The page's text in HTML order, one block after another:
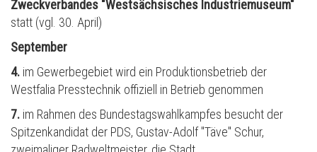
Zweckverbandes "Westsächsisches Industriemuseum"
statt (vgl. 30. April)
September
4. im Gewerbegebiet wird ein Produktionsbetrieb der
Westfalia Presstechnik offiziell in Betrieb genommen
7. im Rahmen des Bundestagswahlkampfes besucht der
Spitzenkandidat der PDS, Gustav-Adolf "Täve" Schur,